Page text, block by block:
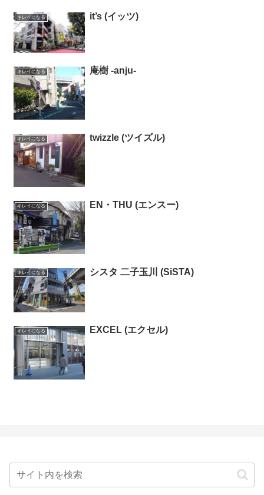
キレイになる it’s (イッツ)
キレイになる 庵樹 ‐anju‐
キレイになる twizzle (ツイズル)
キレイになる EN・THU (エンスー)
キレイになる シスタ 二子玉川 (SiSTA)
キレイになる EXCEL (エクセル)